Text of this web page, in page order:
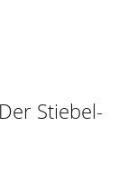
Stiebel-